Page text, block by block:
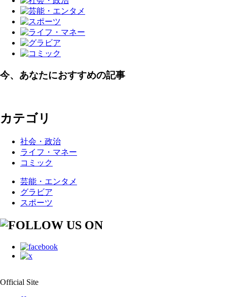
今、あなたにおすすめの記事
カテゴリ
社会・政治
ライフ・マネー
コミック
芸能・エンタメ
グラビア
スポーツ
Official Site